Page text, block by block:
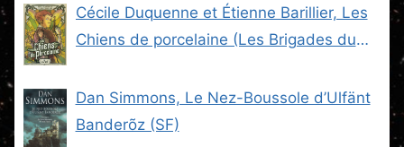
Cécile Duquenne et Étienne Barillier, Les
Chiens de porcelaine (Les Brigades du
Dan Simmons, Le Nez-Boussole d’Ulfänt
Banderõz (SF)